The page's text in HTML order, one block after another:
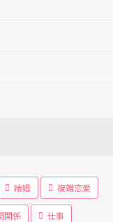
結婚 複雑恋愛
関係 仕事